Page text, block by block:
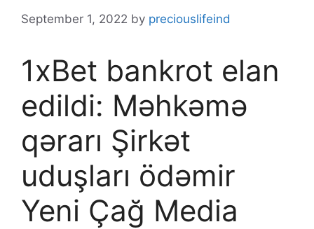
September 1, 2022 by preciouslifeind
1xBet bankrot elan
edildi: Məhkəmə
qərarı Şirkət
uduşları ödəmir
Yeni Çağ Media